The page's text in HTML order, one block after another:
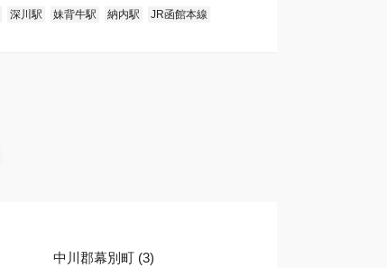
深川駅 妹背牛駅 納内駅
JR函館本線
中川郡幕別町 (3)